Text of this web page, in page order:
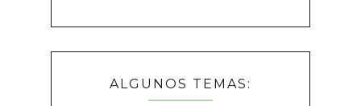
ALGUNOS TEMAS: